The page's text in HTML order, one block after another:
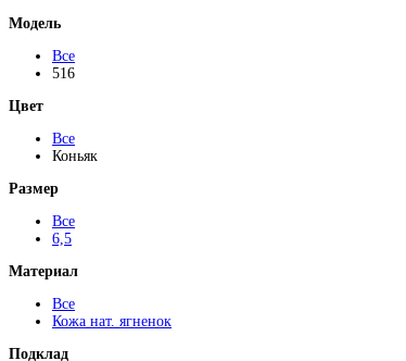
Модель
Все
516
Цвет
Все
Коньяк
Размер
Все
6,5
Материал
Все
Кожа нат. ягненок
Подклад